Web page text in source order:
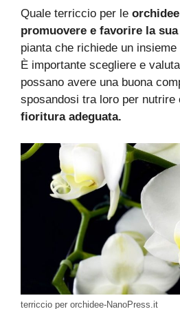
Quale terriccio per le
promuovere e favorire la
pianta che richiede un
È importante scegliere e
possano avere una buona
sposandosi tra loro per nutrire
fioritura adeguata.
terriccio per orchidee-NanoPress.it